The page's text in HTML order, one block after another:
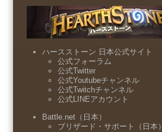
ハースストーン 日本公式サイト
公式フォーラム
公式Twitter
公式Youtubeチャンネル
公式Twitchチャンネル
公式LINEアカウント
Battle.net（日本）
ブリザード・サポート（日本）